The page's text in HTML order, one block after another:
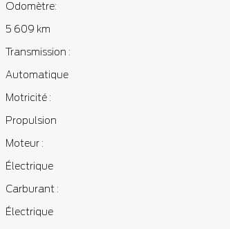
Odomètre:
5 609 km
Transmission :
Automatique
Motricité :
Propulsion
Moteur :
Électrique
Carburant :
Électrique